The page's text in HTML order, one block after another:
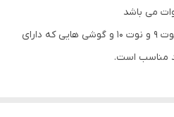
این شارژر جهت استفاده گوشی نوت 9 و نوت 10 و گوشی هایی که دارای